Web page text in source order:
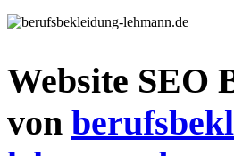
Website SEO
von